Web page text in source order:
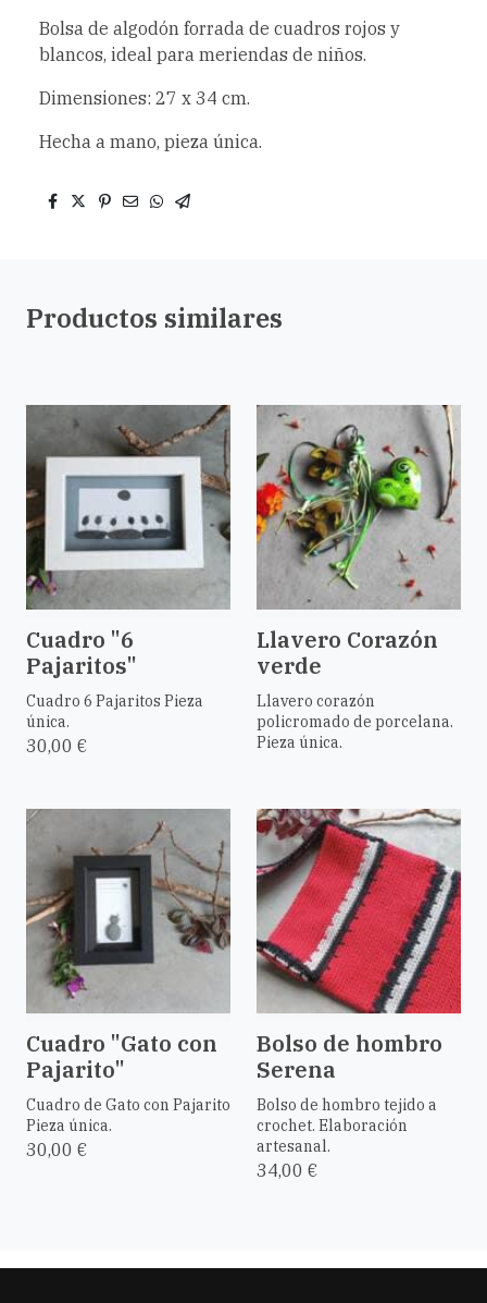
Bolsa de algodón forrada de cuadros rojos y
blancos, ideal para meriendas de niños.
Dimensiones: 27 x 34 cm.
Hecha a mano, pieza única.
Productos similares
Cuadro "6
Pajaritos"
Cuadro 6 Pajaritos Pieza
única.
30,00 €
Llavero Corazón
verde
Llavero corazón
policromado de porcelana.
Pieza única.
Cuadro "Gato con
Pajarito"
Cuadro de Gato con Pajarito
Pieza única.
30,00 €
Bolso de hombro
Serena
Bolso de hombro tejido a
crochet. Elaboración
artesanal.
34,00 €